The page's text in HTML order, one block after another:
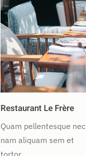
Restaurant Le Frère
Quam pellentesque nec
nam aliquam sem et